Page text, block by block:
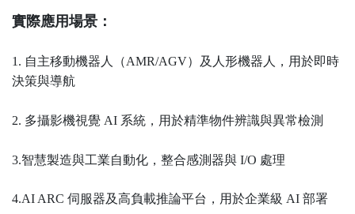
實際應用場景：
1. 自主移動機器人（AMR/AGV）及人形機器人，用於即時
決策與導航
2. 多攝影機視覺 AI 系統，用於精準物件辨識與異常檢測
3.智慧製造與工業自動化，整合感測器與 I/O 處理
4.AI ARC 伺服器及高負載推論平台，用於企業級 AI 部署